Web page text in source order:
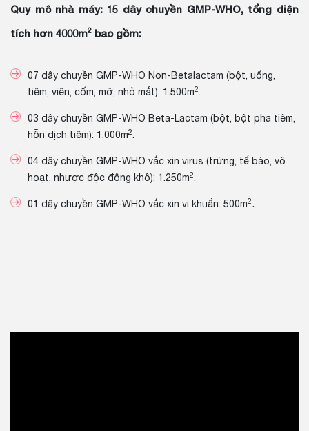
Quy mô nhà máy: 15 dây chuyền GMP-WHO, tổng diện
tích hơn 4000m2 bao gồm:
07 dây chuyền GMP-WHO Non-Betalactam (bột, uống,
tiêm, viên, cốm, mỡ, nhỏ mắt): 1.500m2.
03 dây chuyền GMP-WHO Beta-Lactam (bột, bột pha tiêm,
hỗn dịch tiêm): 1.000m2.
04 dây chuyền GMP-WHO vắc xin virus (trứng, tế bào, vô
hoạt, nhược độc đông khô): 1.250m2.
01 dây chuyền GMP-WHO vắc xin vi khuẩn: 500m2.​